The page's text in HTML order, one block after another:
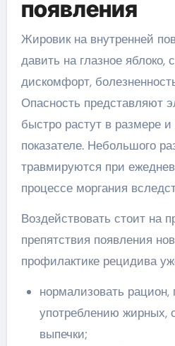
появления
Жировик на внутренней
давить на глазное яблоко,
дискомфорт,
Опасность представляют
быстро растут в размере
показателе. Небольшого
травмируются при
процессе моргания
Воздействовать стоит на
препятствия появления
профилактике рецидива
нормализовать рацион,
употреблению жирных,
выпечки;